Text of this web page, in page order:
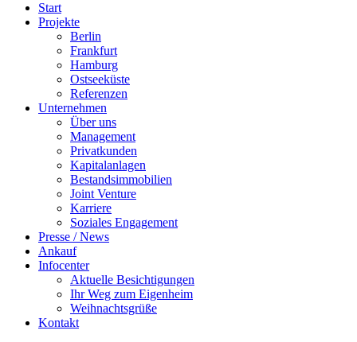
Start
Projekte
Berlin
Frankfurt
Hamburg
Ostseeküste
Referenzen
Unternehmen
Über uns
Management
Privatkunden
Kapitalanlagen
Bestandsimmobilien
Joint Venture
Karriere
Soziales Engagement
Presse / News
Ankauf
Infocenter
Aktuelle Besichtigungen
Ihr Weg zum Eigenheim
Weihnachtsgrüße
Kontakt